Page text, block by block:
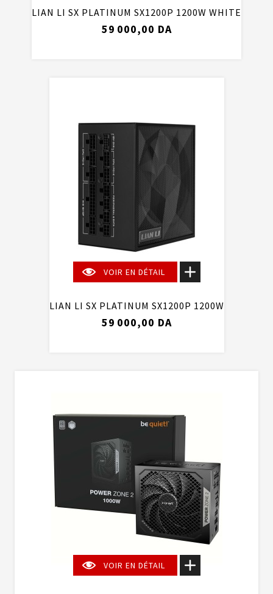
LIAN LI SX PLATINUM SX1200P 1200W WHITE
59 000,00 DA
VOIR EN DÉTAIL
LIAN LI SX PLATINUM SX1200P 1200W
59 000,00 DA
VOIR EN DÉTAIL